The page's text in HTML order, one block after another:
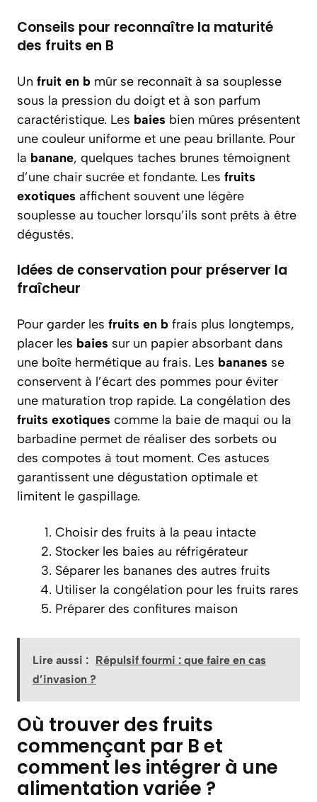
Conseils pour reconnaître la maturité
des fruits en B
Un fruit en b mûr se reconnaît à sa souplesse
sous la pression du doigt et à son parfum
caractéristique. Les baies bien mûres présentent
une couleur uniforme et une peau brillante. Pour
la banane, quelques taches brunes témoignent
d’une chair sucrée et fondante. Les fruits
exotiques affichent souvent une légère
souplesse au toucher lorsqu’ils sont prêts à être
dégustés.
Idées de conservation pour préserver la
fraîcheur
Pour garder les fruits en b frais plus longtemps,
placer les baies sur un papier absorbant dans
une boîte hermétique au frais. Les bananes se
conservent à l’écart des pommes pour éviter
une maturation trop rapide. La congélation des
fruits exotiques comme la baie de maqui ou la
barbadine permet de réaliser des sorbets ou
des compotes à tout moment. Ces astuces
garantissent une dégustation optimale et
limitent le gaspillage.
Choisir des fruits à la peau intacte
Stocker les baies au réfrigérateur
Séparer les bananes des autres fruits
Utiliser la congélation pour les fruits rares
Préparer des confitures maison
Lire aussi : Répulsif fourmi : que faire en cas
d’invasion ?
Où trouver des fruits
commençant par B et
comment les intégrer à une
alimentation variée ?